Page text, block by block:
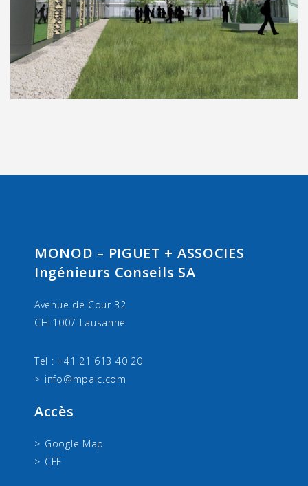
MONOD – PIGUET + ASSOCIES
Ingénieurs Conseils SA
Avenue de Cour 32
CH-1007 Lausanne
Tel : +41 21 613 40 20
info@mpaic.com
Accès
Google Map
CFF